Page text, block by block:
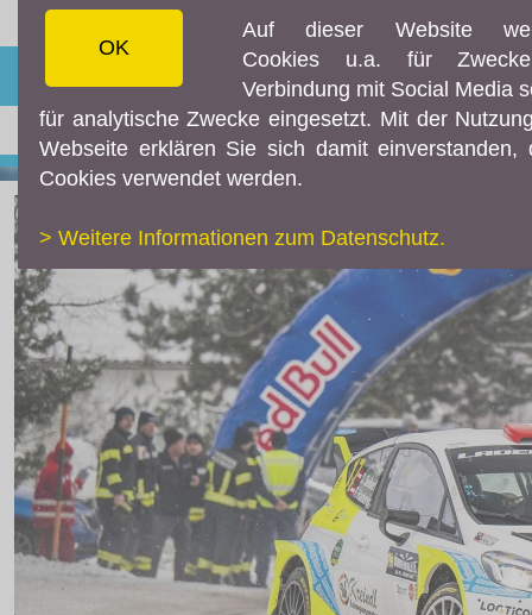
☰ MENÜ
AKTUELLES
Aktuelles
Livestream
Instagram
Facebook
Fotos & Videos
TEILNEHMER
Downloads
Online-Aushang
Regional Rallye Cup
OK
Auf dieser Website
Cookies u.a. für
Verbindung mit Social Media
für analytische Zwecke eingesetzt. Mit der
Webseite erklären Sie sich damit einverstanden,
Cookies verwendet werden.
> Weitere Informationen zum Datenschutz.